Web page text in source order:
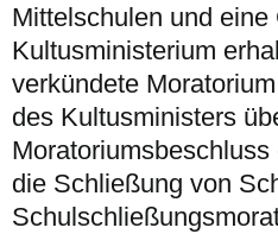
Mittelschulen und
Kultusministerium
verkündete
des Kultusministers
die Schließung von